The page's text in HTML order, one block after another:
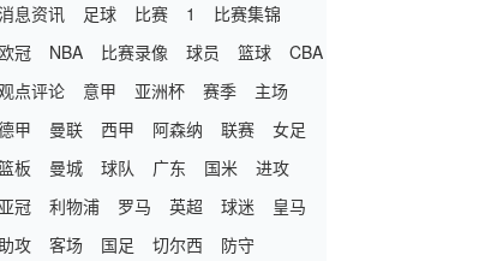
息资讯 足球 比赛 1
比赛集锦
欧冠
NBA 比赛录像 球员 篮球
CBA
点评论
意甲 亚洲杯 赛季
主场
甲
曼联 西甲 阿森纳 联赛
女足
板
曼城 球队 广东 国米
进攻
亚冠
利物浦 罗马 英超 球迷
皇马
攻
客场 国足 切尔西
防守